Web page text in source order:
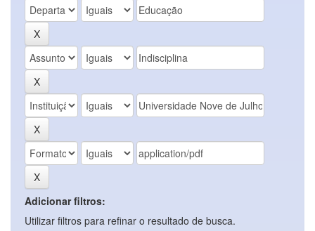
Adicionar filtros:
Utilizar filtros para refinar o resultado de busca.